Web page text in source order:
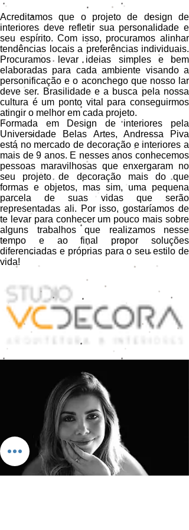
Acreditamos que o projeto de design de
interiores deve refletir sua personalidade e
seu espírito. Com isso, procuramos alinhar
tendências locais a preferências individuais.
Procuramos levar ideias simples e bem
elaboradas para cada ambiente visando a
personificação e o aconchego que nosso lar
deve ser. Brasilidade e a busca pela nossa
cultura é um ponto vital para conseguirmos
atingir o melhor em cada projeto.
Formada em Design de interiores pela
Universidade Belas Artes, Andressa Piva
está no mercado de decoração e interiores a
mais de 9 anos. E nesses anos conhecemos
pessoas maravilhosas que enxergaram no
seu projeto de decoração mais do que
formas e objetos, mas sim, uma pequena
parcela de suas vidas que serão
representadas ali. Por isso, gostaríamos de
te levar para conhecer um pouco mais sobre
alguns trabalhos que realizamos nesse
tempo e ao final propor soluções
diferenciadas e próprias para o seu estilo de
vida!